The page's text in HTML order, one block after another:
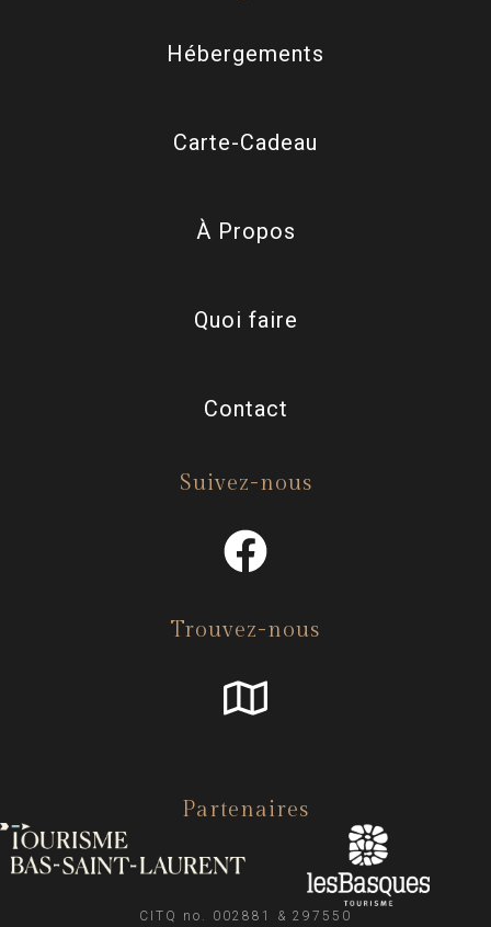
Hébergements
Carte-Cadeau
À Propos
Quoi faire
Contact
Suivez-nous
Trouvez-nous
Partenaires
CITQ no. 002881 & 297550